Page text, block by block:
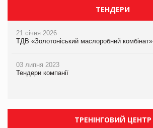
ТЕНДЕРИ
21 січня 2026
ТДВ «Золотоніський маслоробний комбінат»
03 липня 2023
Тендери компанії
ТРЕНІНГОВИЙ ЦЕНТР